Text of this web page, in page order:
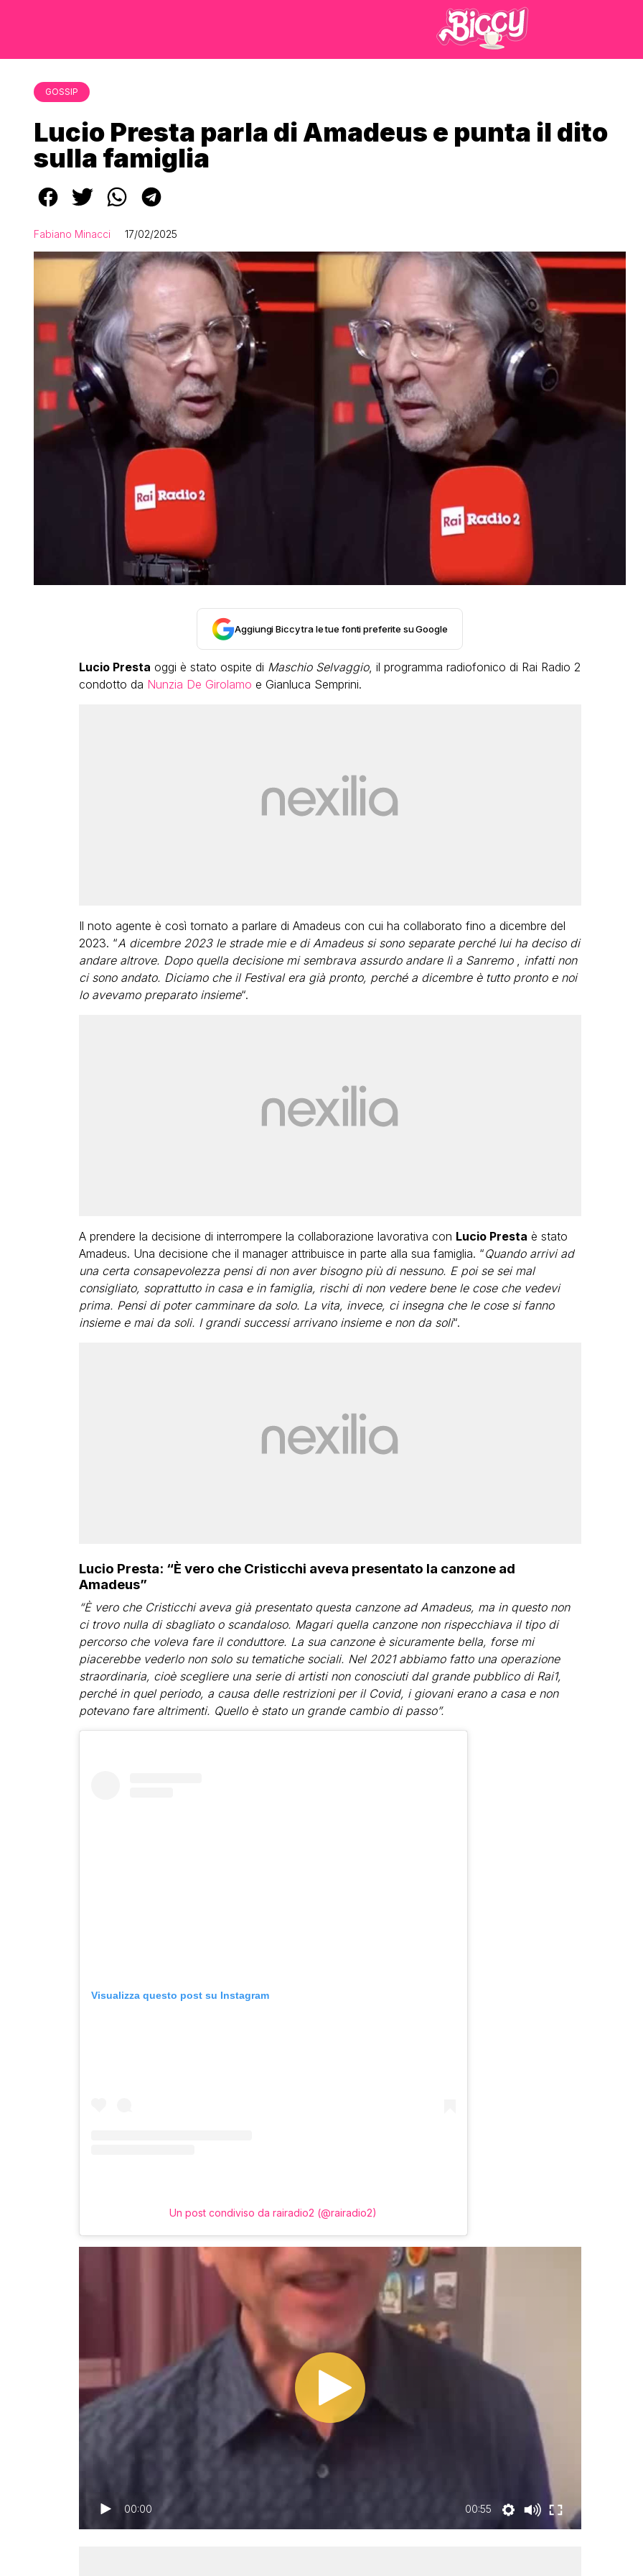
GOSSIP
Lucio Presta parla di Amadeus e punta il dito
sulla famiglia
Fabiano Minacci 17/02/2025
Aggiungi Biccy tra le tue fonti preferite su Google
Lucio Presta oggi è stato ospite di Maschio Selvaggio, il programma radiofonico di Rai Radio 2
condotto da Nunzia De Girolamo e Gianluca Semprini.
Il noto agente è così tornato a parlare di Amadeus con cui ha collaborato fino a dicembre del
2023. “A dicembre 2023 le strade mie e di Amadeus si sono separate perché lui ha deciso di
andare altrove. Dopo quella decisione mi sembrava assurdo andare lì a Sanremo, infatti non
ci sono andato. Diciamo che il Festival era già pronto, perché a dicembre è tutto pronto e noi
lo avevamo preparato insieme“.
A prendere la decisione di interrompere la collaborazione lavorativa con Lucio Presta è stato
Amadeus. Una decisione che il manager attribuisce in parte alla sua famiglia. “Quando arrivi ad
una certa consapevolezza pensi di non aver bisogno più di nessuno. E poi se sei mal
consigliato, soprattutto in casa e in famiglia, rischi di non vedere bene le cose che vedevi
prima. Pensi di poter camminare da solo. La vita, invece, ci insegna che le cose si fanno
insieme e mai da soli. I grandi successi arrivano insieme e non da soli“.
Lucio Presta: “È vero che Cristicchi aveva presentato la canzone ad
Amadeus”
“È vero che Cristicchi aveva già presentato questa canzone ad Amadeus, ma in questo non
ci trovo nulla di sbagliato o scandaloso. Magari quella canzone non rispecchiava il tipo di
percorso che voleva fare il conduttore. La sua canzone è sicuramente bella, forse mi
piacerebbe vederlo non solo su tematiche sociali. Nel 2021 abbiamo fatto una operazione
straordinaria, cioè scegliere una serie di artisti non conosciuti dal grande pubblico di Rai1,
perché in quel periodo, a causa delle restrizioni per il Covid, i giovani erano a casa e non
potevano fare altrimenti. Quello è stato un grande cambio di passo”.
Visualizza questo post su Instagram
Un post condiviso da rairadio2 (@rairadio2)
00:00 00:55
Bambola Star, la festa di
compleanno con tutte le grandi